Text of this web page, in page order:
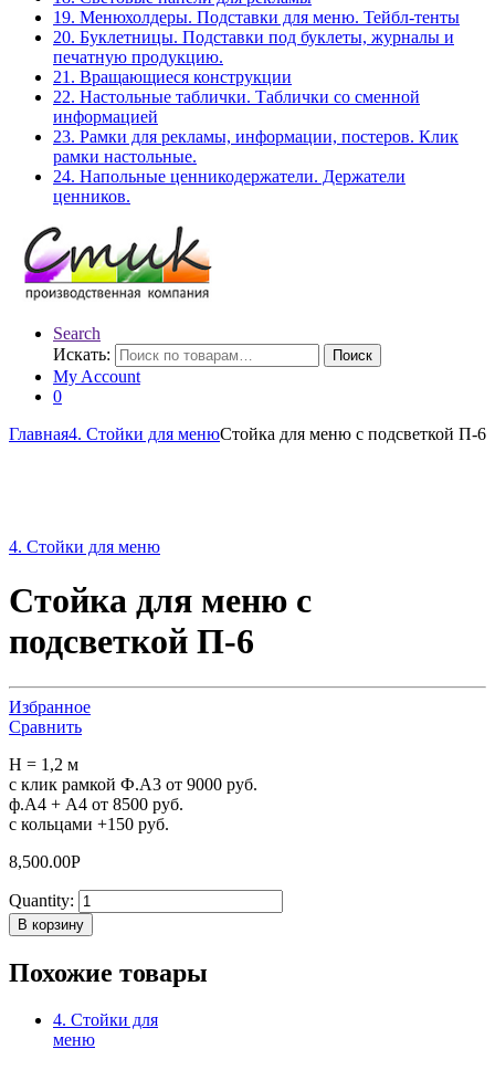
19. Менюхолдеры. Подставки для меню. Тейбл-тенты
20. Буклетницы. Подставки под буклеты, журналы и
печатную продукцию.
21. Вращающиеся конструкции
22. Настольные таблички. Таблички со сменной
информацией
23. Рамки для рекламы, информации, постеров. Клик
рамки настольные.
24. Напольные ценникодержатели. Держатели
ценников.
Search
Искать:
Поиск
My Account
0
Главная4. Стойки для менюСтойка для меню с подсветкой П-6
4. Стойки для меню
Стойка для меню с
подсветкой П-6
Избранное
Сравнить
H = 1,2 м
с клик рамкой Ф.А3 от 9000 руб.
ф.А4 + А4 от 8500 руб.
с кольцами +150 руб.
8,500.00Р
Quantity:
В корзину
Похожие товары
4. Стойки для
меню